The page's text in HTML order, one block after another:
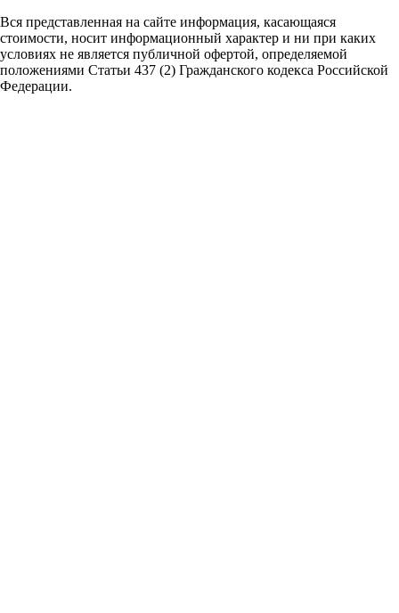
Вся представленная на сайте информация, касающаяся
стоимости, носит информационный характер и ни при каких
условиях не является публичной офертой, определяемой
положениями Статьи 437 (2) Гражданского кодекса Российской
Федерации.